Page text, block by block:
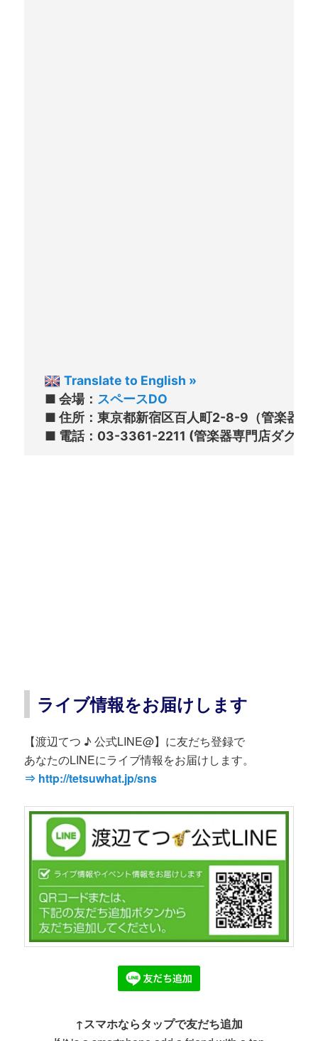
Translate to English »
■ 会場： スペースDO
■ 住所：東京都新宿区百人町2-8-9（管楽器専
ライブ情報をお届けします
【渡辺てつ ♪ 公式LINE@】に友だち登録で
あなたのLINEにライブ情報をお届けします。
⇒ http://tetsuwhat.jp/sns
↑スマホならタップで友だち追加